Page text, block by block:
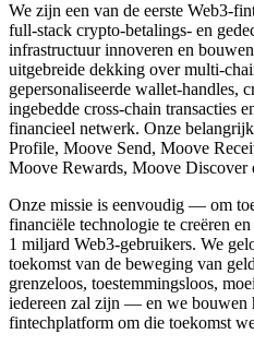
We zijn een van de eerste Web3-
full-stack crypto-betalings- en
infrastructuur innoveren en
uitgebreide dekking over multi-
gepersonaliseerde wallet-handles,
ingebedde cross-chain transacties
financieel netwerk. Onze
Profile, Moove Send, Moove
Moove Rewards, Moove Discover
Onze missie is eenvoudig — om
financiële technologie te creëren
1 miljard Web3-gebruikers. We
toekomst van de beweging van
grenzeloos, toestemmingsloos,
iedereen zal zijn — en we bouwen
fintechplatform om die toekomst